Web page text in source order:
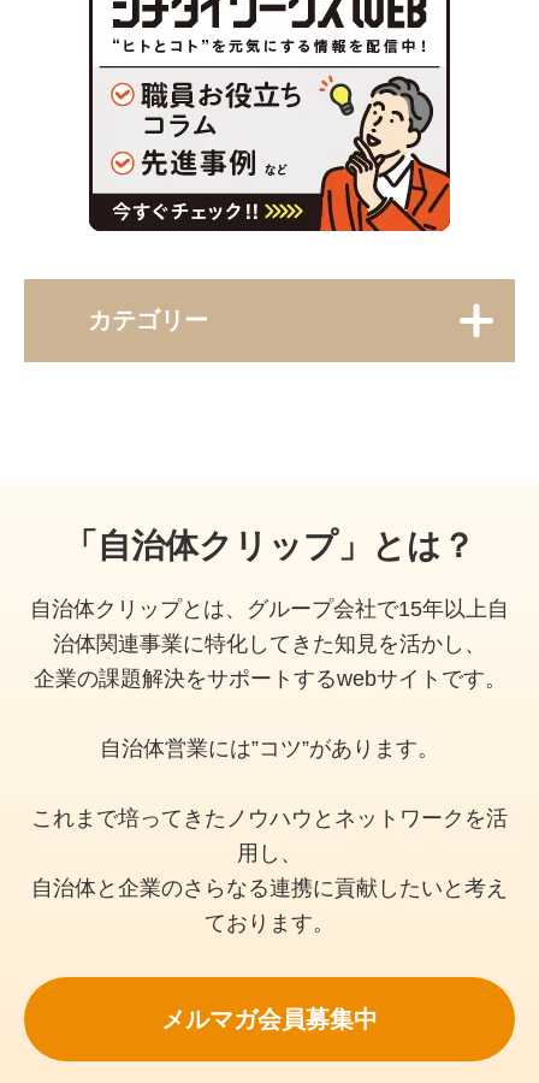
カテゴリー
「自治体クリップ」とは？
自治体クリップとは、グループ会社で15年以上自
治体関連事業に特化してきた知見を活かし、
企業の課題解決をサポートするwebサイトです。
自治体営業には”コツ”があります。
これまで培ってきたノウハウとネットワークを活
用し、
自治体と企業のさらなる連携に貢献したいと考え
ております。
メルマガ会員募集中